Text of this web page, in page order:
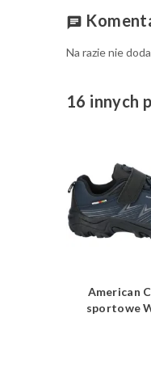
chat
Na razie nie
16 innych
American
sportowe